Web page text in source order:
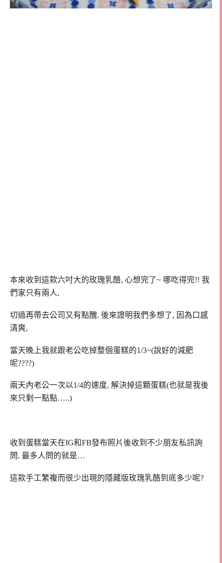
本來收到這款六吋大的玫瑰乳酪, 心想完了~ 哪吃得完!! 我
們家只有兩人,
切過再帶去公司又有點醜. 後來證明我們多想了, 因為口感
清爽,
當天晚上我就跟老公吃掉整個蛋糕的1/3~(說好的減肥
呢????)
兩天內老公一次以1/4的速度, 解決掉這顆蛋糕(也就是我後
來只剩一點點…..)
收到蛋糕當天在IG和FB發布照片後收到不少朋友私訊詢
問, 最多人問的就是…
這款手工繁複而很少出現的隱藏版玫瑰乳酪到底多少呢?